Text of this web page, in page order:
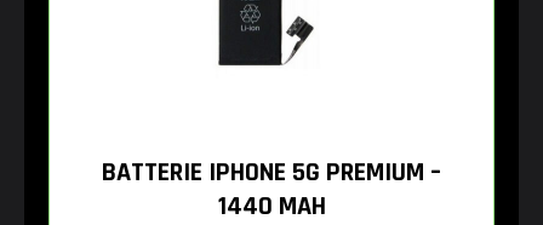
BATTERIE IPHONE 5G PREMIUM –
1440 MAH